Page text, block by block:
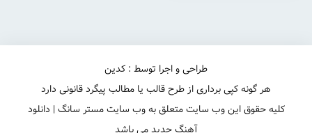
طراحی و اجرا توسط : کدین
هر گونه کپی برداری از طرح قالب یا مطالب پیگرد قانونی دارد
کلیه حقوق این وب سایت متعلق به وب سایت مستر سانگ | دانلود
آهنگ جدید می باشد